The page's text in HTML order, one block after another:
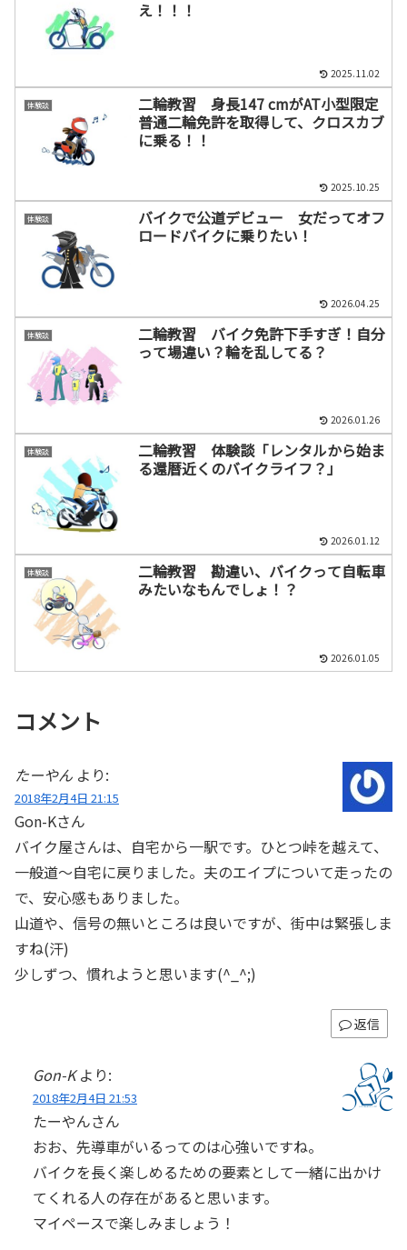
え！！！
2025.11.02
体験談
二輪教習 身長147 cmがAT小型限定
普通二輪免許を取得して、クロスカブ
に乗る！！
2025.10.25
体験談
バイクで公道デビュー 女だってオフ
ロードバイクに乗りたい！
2026.04.25
体験談
二輪教習 バイク免許下手すぎ！自分
って場違い？輪を乱してる？
2026.01.26
体験談
二輪教習 体験談「レンタルから始ま
る還暦近くのバイクライフ？」
2026.01.12
体験談
二輪教習 勘違い、バイクって自転車
みたいなもんでしょ！？
2026.01.05
コメント
たーやん より:
2018年2月4日 21:15
Gon-Kさん
バイク屋さんは、自宅から一駅です。ひとつ峠を越えて、
一般道～自宅に戻りました。夫のエイプについて走ったの
で、安心感もありました。
山道や、信号の無いところは良いですが、街中は緊張しま
すね(汗)
少しずつ、慣れようと思います(^_^;)
返信
Gon-K より:
2018年2月4日 21:53
たーやんさん
おお、先導車がいるってのは心強いですね。
バイクを長く楽しめるための要素として一緒に出かけ
てくれる人の存在があると思います。
マイペースで楽しみましょう！